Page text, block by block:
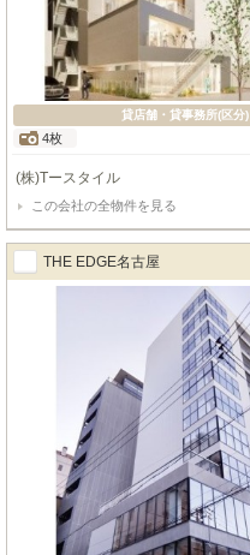
貸店舗・貸事務所(区分)
4枚
(株)Tースタイル
この会社の全物件を見る
THE EDGE名古屋